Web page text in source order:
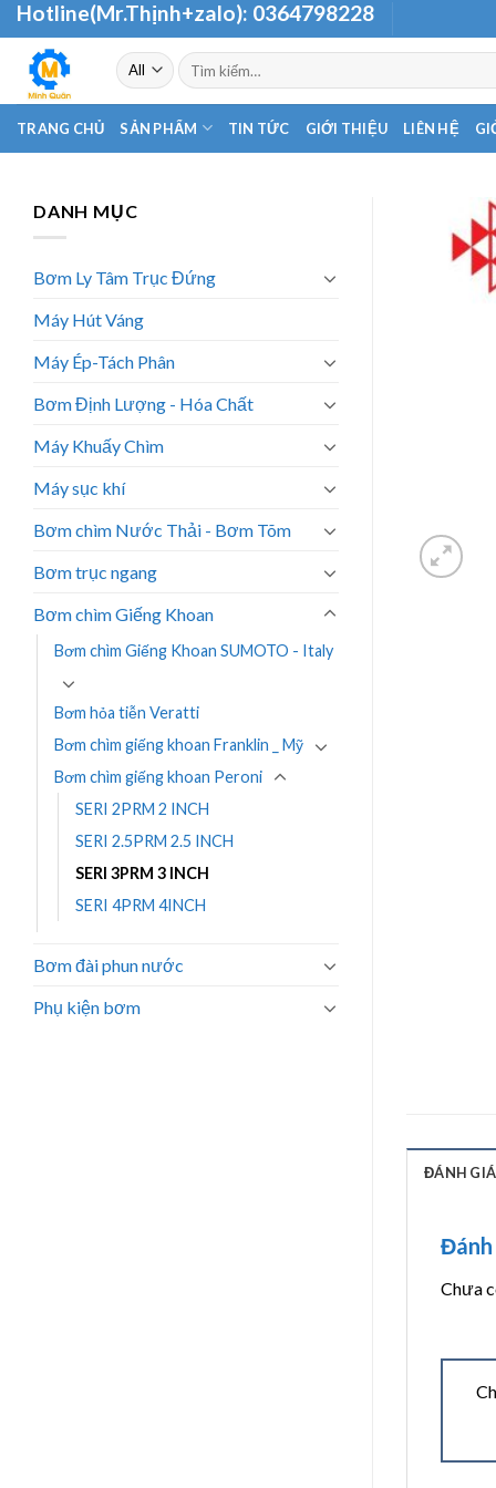
Skip
to
content
Hotline(Mr.Thịnh+zalo): 0364798228
Tìm
kiếm:
TRANG CHỦ SẢN PHẨM TIN TỨC GIỚI THIỆU LIÊN HỆ
DANH MỤC
Bơm Ly Tâm Trục Đứng
Máy Hút Váng
Máy Ép-Tách Phân
Bơm Định Lượng - Hóa Chất
Máy Khuấy Chìm
Máy sục khí
Bơm chìm Nước Thải - Bơm Tõm
Bơm trục ngang
Bơm chìm Giếng Khoan
Bơm chìm Giếng Khoan SUMOTO - Italy
Bơm hỏa tiễn Veratti
Bơm chìm giếng khoan Franklin _ Mỹ
Bơm chìm giếng khoan Peroni
SERI 2PRM 2 INCH
SERI 2.5PRM 2.5 INCH
SERI 3PRM 3 INCH
SERI 4PRM 4INCH
Bơm đài phun nước
Phụ kiện bơm
ĐÁNH
Đánh
Chưa